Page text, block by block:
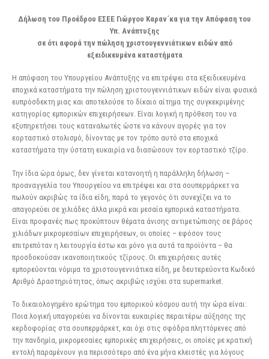
Δήλωση του Προέδρου ΕΣΕΕ Γιώργου Καραν΄κα για την Απόφαση του
Υπ. Ανάπτυξης
σε ότι αφορά την πώληση χριστουγεννιάτικων ειδών από
εξειδικευμένα καταστήματα
Η απόφαση του Υπουργείου Ανάπτυξης να επιτρέψει στα εξειδικευμένα
εποχικά καταστήματα την πώληση χριστουγεννιάτικων ειδών είναι φυσικά
ευπρόσδεκτη μιας και αποτελούσε το δίκαιο αίτημα της συγκεκριμένης
κατηγορίας εμπορικών επιχειρήσεων. Είναι λογική η πρόθεση του να
εξυπηρετήσει τους καταναλωτές ώστε να κάνουν αγορές για τον
εορταστικό στολισμό, δίνοντας με τον τρόπο αυτό στα εποχικά
καταστήματα την ύστατη ευκαιρία να διασώσουν τον εορταστικό τζίρο.
Την ίδια ώρα όμως, δεν γίνεται κατανοητή η παράλληλη δήλωση –
προαναγγελία του Υπουργείου να επιτρέψει και στα σουπερμάρκετ να
πωλούν ακριβώς τα ίδια είδη, παρά το γεγονός ότι συνεχίζει να το
απαγορεύει σε χιλιάδες άλλα μικρά και μεσαία εμπορικά καταστήματα.
Είναι προφανές πως προκύπτουν θέματα άνισης αντιμετώπισης σε βάρος
χιλιάδων μικρομεσαίων επιχειρήσεων, οι οποίες – εφόσον τους
επιτρεπόταν η λειτουργία έστω και μόνο για αυτά τα προϊόντα – θα
προσδοκούσαν ικανοποιητικούς τζίρους. Οι επιχειρήσεις αυτές
εμπορεύονται νόμιμα τα χριστουγεννιάτικα είδη, με δευτερεύοντα Κωδικό
Αριθμό Δραστηριότητας, όπως ακριβώς ισχύει στα supermarket.
Το δικαιολογημένο ερώτημα του εμπορικού κόσμου αυτή την ώρα είναι:
Ποια λογική υπαγορεύει να δίνονται ευκαιρίες περαιτέρω αύξησης της
κερδοφορίας στα σουπερμάρκετ, και όχι στις σφόδρα πληττόμενες από
την πανδημία, μικρομεσαίες εμπορικές επιχειρήσεις, οι οποίες με κρατική
εντολή παραμένουν για περισσότερο από ένα μήνα κλειστές για λόγους